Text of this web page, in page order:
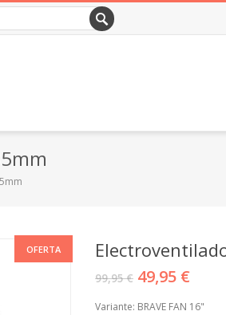
OFERTA
99,95 € 49,95 €
Variante: BRAVE FAN 16"